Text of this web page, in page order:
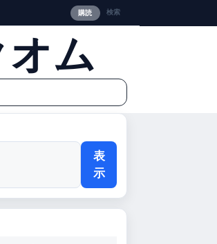
購読 検索
ム
表
示